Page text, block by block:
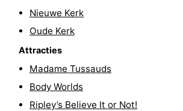
Steden
Sporten
Fietsen
Wandelen
Amusement
Nieuwe Kerk
Oude Kerk
Attracties
Madame Tussauds
Body Worlds
Ripley’s Believe It or Not!